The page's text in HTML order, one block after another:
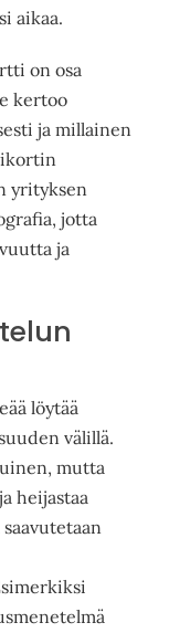
aikaa.
on osa
kertoo
ja millainen
yrityksen
jotta
ja
löytää
välillä.
mutta
heijastaa